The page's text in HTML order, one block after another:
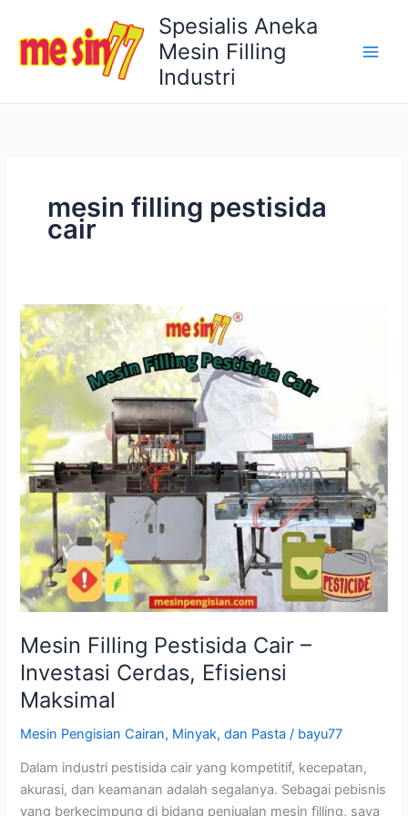
konten
Spesialis Aneka
Mesin Filling
Industri
mesin filling pestisida
cair
Mesin Filling Pestisida Cair –
Investasi Cerdas, Efisiensi
Maksimal
Mesin Pengisian Cairan, Minyak, dan Pasta / bayu77
Dalam industri pestisida cair yang kompetitif, kecepatan,
akurasi, dan keamanan adalah segalanya. Sebagai pebisnis
yang berkecimpung di bidang penjualan mesin filling, saya